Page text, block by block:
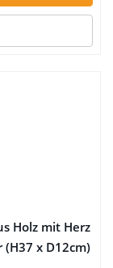
Holz mit Herz
x D12cm)